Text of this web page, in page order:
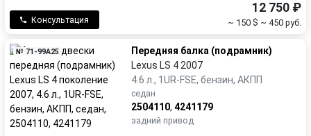
Консультация
12 750 ₽
~ 150 $ ~ 450 руб.
№ 71-99A25
Передняя балка (подрамник)
Lexus LS 4 2007
4.6 л., 1UR-FSE, бензин, АКПП
седан
2504110, 4241179
задний привод